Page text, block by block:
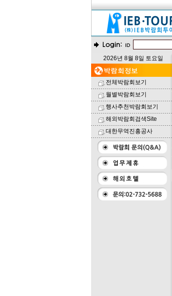
2026년 8월 8일 토요일
전체박람회보기
월별박람회보기
행사추천박람회보기
해외박람회검색Site
대한무역진흥공사